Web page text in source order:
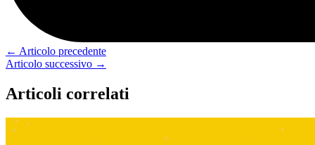
← Articolo precedente
Articolo successivo →
Articoli correlati